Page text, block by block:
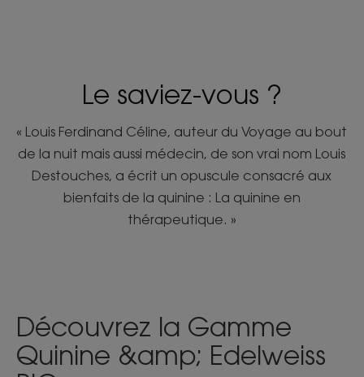
Le saviez-vous ?
« Louis Ferdinand Céline, auteur du Voyage au bout
de la nuit mais aussi médecin, de son vrai nom Louis
Destouches, a écrit un opuscule consacré aux
bienfaits de la quinine : La quinine en
thérapeutique. »
Découvrez la Gamme
Quinine &amp; Edelweiss